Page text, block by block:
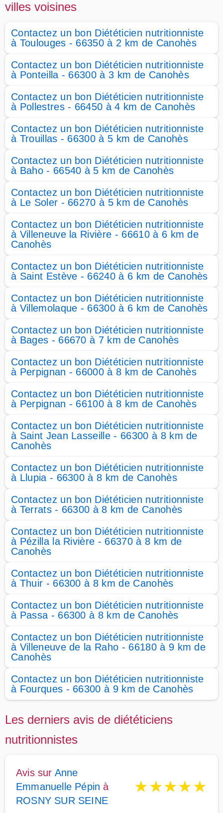
villes voisines
Contactez un bon Diététicien nutritionniste
à Toulouges - 66350 à 2 km de Canohès
Contactez un bon Diététicien nutritionniste
à Ponteilla - 66300 à 3 km de Canohès
Contactez un bon Diététicien nutritionniste
à Pollestres - 66450 à 4 km de Canohès
Contactez un bon Diététicien nutritionniste
à Trouillas - 66300 à 5 km de Canohès
Contactez un bon Diététicien nutritionniste
à Baho - 66540 à 5 km de Canohès
Contactez un bon Diététicien nutritionniste
à Le Soler - 66270 à 5 km de Canohès
Contactez un bon Diététicien nutritionniste
à Villeneuve la Rivière - 66610 à 6 km de
Canohès
Contactez un bon Diététicien nutritionniste
à Saint Estève - 66240 à 6 km de Canohès
Contactez un bon Diététicien nutritionniste
à Villemolaque - 66300 à 6 km de Canohès
Contactez un bon Diététicien nutritionniste
à Bages - 66670 à 7 km de Canohès
Contactez un bon Diététicien nutritionniste
à Perpignan - 66000 à 8 km de Canohès
Contactez un bon Diététicien nutritionniste
à Perpignan - 66100 à 8 km de Canohès
Contactez un bon Diététicien nutritionniste
à Saint Jean Lasseille - 66300 à 8 km de
Canohès
Contactez un bon Diététicien nutritionniste
à Llupia - 66300 à 8 km de Canohès
Contactez un bon Diététicien nutritionniste
à Terrats - 66300 à 8 km de Canohès
Contactez un bon Diététicien nutritionniste
à Pézilla la Rivière - 66370 à 8 km de
Canohès
Contactez un bon Diététicien nutritionniste
à Thuir - 66300 à 8 km de Canohès
Contactez un bon Diététicien nutritionniste
à Passa - 66300 à 8 km de Canohès
Contactez un bon Diététicien nutritionniste
à Villeneuve de la Raho - 66180 à 9 km de
Canohès
Contactez un bon Diététicien nutritionniste
à Fourques - 66300 à 9 km de Canohès
Les derniers avis de diététiciens
nutritionnistes
Avis sur Anne
Emmanuelle Pépin à
ROSNY SUR SEINE
★★★★★